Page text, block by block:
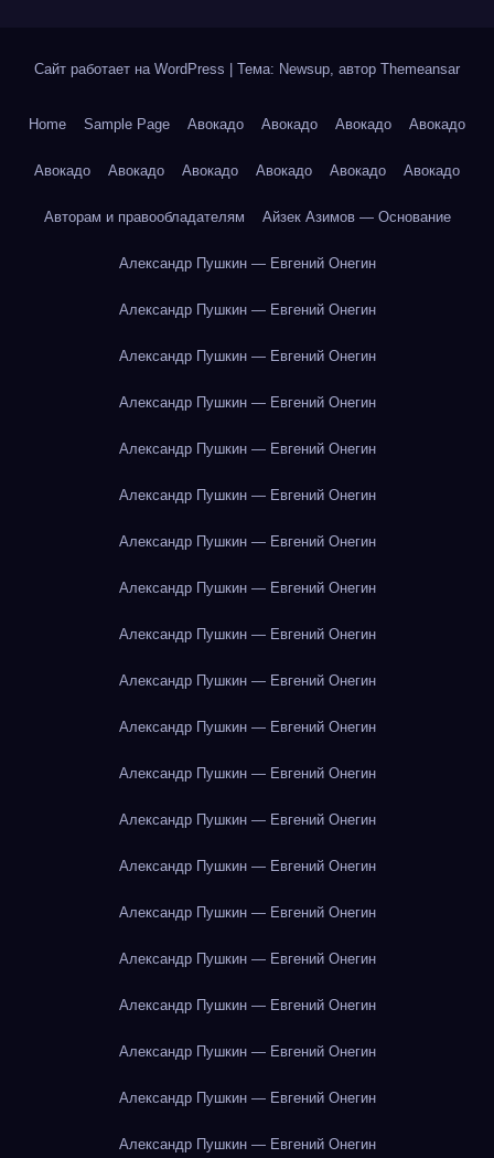
Сайт работает на WordPress Тема: Newsup, автор Themeansar
Home Sample Page Авокадо Авокадо Авокадо Авокадо
Авокадо Авокадо Авокадо Авокадо Авокадо Авокадо
Авторам и правообладателям Айзек Азимов — Основание
Александр Пушкин — Евгений Онегин
Александр Пушкин — Евгений Онегин
Александр Пушкин — Евгений Онегин
Александр Пушкин — Евгений Онегин
Александр Пушкин — Евгений Онегин
Александр Пушкин — Евгений Онегин
Александр Пушкин — Евгений Онегин
Александр Пушкин — Евгений Онегин
Александр Пушкин — Евгений Онегин
Александр Пушкин — Евгений Онегин
Александр Пушкин — Евгений Онегин
Александр Пушкин — Евгений Онегин
Александр Пушкин — Евгений Онегин
Александр Пушкин — Евгений Онегин
Александр Пушкин — Евгений Онегин
Александр Пушкин — Евгений Онегин
Александр Пушкин — Евгений Онегин
Александр Пушкин — Евгений Онегин
Александр Пушкин — Евгений Онегин
Александр Пушкин — Евгений Онегин